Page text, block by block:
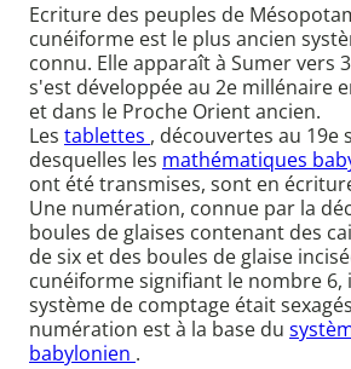
Ecriture des peuples de
cunéiforme est le plus ancien
connu. Elle apparaît à Sumer vers
s'est développée au 2e millénaire
et dans le Proche Orient ancien.
Les tablettes , découvertes au 19e
desquelles les mathématiques
ont été transmises, sont en
Une numération, connue par la
boules de glaises contenant des
de six et des boules de glaise
cunéiforme signifiant le nombre 6,
système de comptage était
numération est à la base du
babylonien .